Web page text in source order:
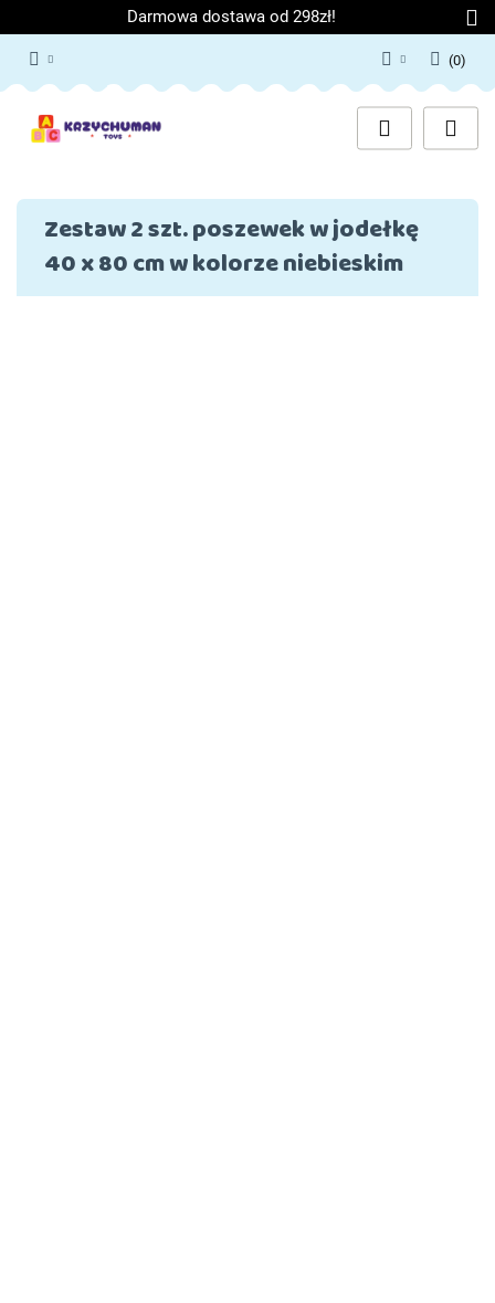
Darmowa dostawa od 298zł!
Zaloguj się
Załóż konto
Zgody cookies
(0)
Zestaw 2 szt. poszewek w jodełkę
40 x 80 cm w kolorze niebieskim